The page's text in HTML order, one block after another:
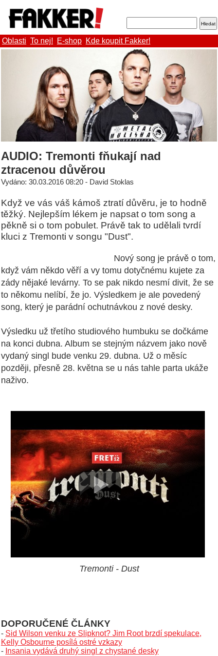
Oblasti To nej! E-shop Kde koupit Fakker!
AUDIO: Tremonti fňukají nad
ztracenou důvěrou
Vydáno: 30.03.2016 08:20 - David Stoklas
Když ve vás váš kámoš ztratí důvěru, je to hodně
těžký. Nejlepším lékem je napsat o tom song a
pěkně si o tom pobulet. Právě tak to udělali tvrdí
kluci z Tremonti v songu "Dust".
Nový song je právě o tom,
když vám někdo věří a vy tomu dotyčnému kujete za
zády nějaké levárny. To se pak nikdo nesmí divit, že se
to někomu nelíbí, že jo. Výsledkem je ale povedený
song, který je parádní ochutnávkou z nové desky.
Výsledku už třetího studiového humbuku se dočkáme
na konci dubna. Album se stejným názvem jako nově
vydaný singl bude venku 29. dubna. Už o měsíc
později, přesně 28. května se u nás tahle parta ukáže
naživo.
Tremonti - Dust
DOPORUČENÉ ČLÁNKY
- Sid Wilson venku ze Slipknot? Jim Root brzdí spekulace,
Kelly Osbourne posílá ostré vzkazy
- Insania vydává druhý singl z chystané desky